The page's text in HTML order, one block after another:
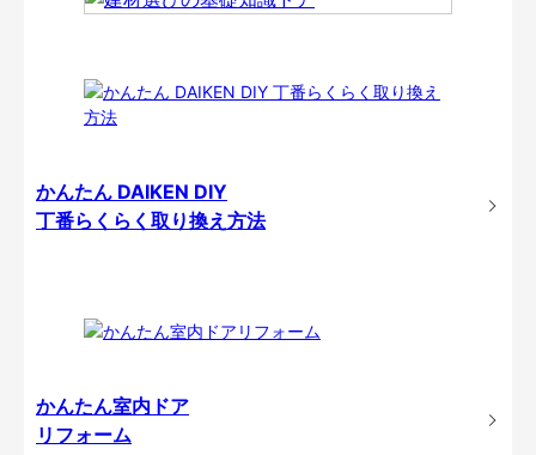
かんたん DAIKEN DIY
丁番らくらく取り換え方法
かんたん室内ドア
リフォーム